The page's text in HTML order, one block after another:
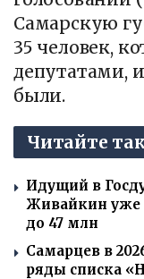
Самарскую
35 человек,
депутатами,
были.
Читайте
Идущий в
Живайкин уже
до 47 млн
Самарцев в
ряды списка